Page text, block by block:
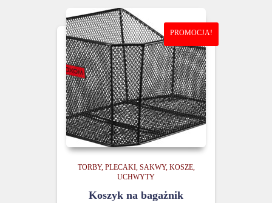
PROMOCJA!
TORBY, PLECAKI, SAKWY, KOSZE,
UCHWYTY
Koszyk na bagażnik